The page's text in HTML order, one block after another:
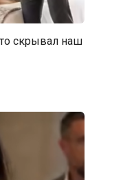
скрывал наш